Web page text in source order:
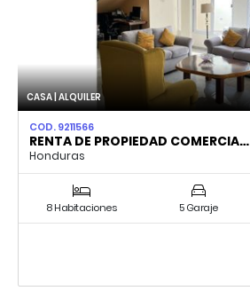
CASA | ALQUILER
COD. 9211566
RENTA DE PROPIEDAD COMERCIA…
Honduras
8 Habitaciones 5 Garaje